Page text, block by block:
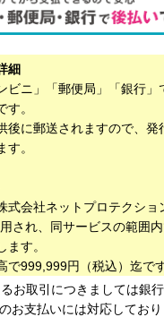
細
ビニ」「郵便局」「銀行」
。
後に郵送されますので、発
。
式会社ネットプロテクショ
され、同サービスの範囲
す。
で999,999円（税込）迄です
お取引につきましては銀
お支払いには対応しており